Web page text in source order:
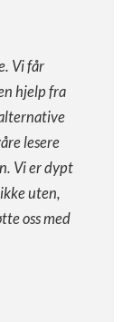
Vi får
hjelp fra
lesere
Vi er dypt
uten,
oss med